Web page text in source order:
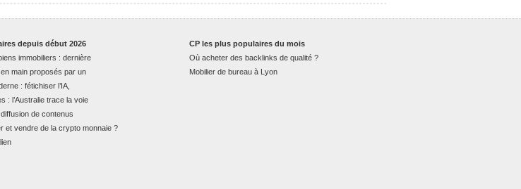
CP les plus populaires du mois
Où acheter des backlinks de qualité ?
Mobilier de bureau à Lyon
depuis début 2026
immobiliers : dernière
main proposés par un
: fétichiser l’IA,
: l’Australie trace la voie
de contenus
et vendre de la crypto monnaie ?